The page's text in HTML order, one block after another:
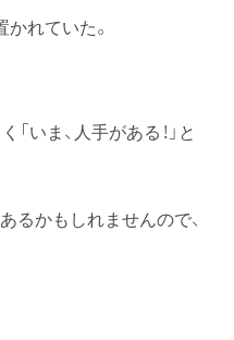
れていた。
いま、人手がある！」と
るかもしれませんので、